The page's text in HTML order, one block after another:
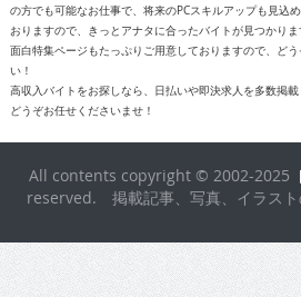
の方でも可能なお仕事で、将来のPCスキルアップも見込
おりますので、きっとアナタに合ったバイトが見つかりま
面白特集ページもたっぷりご用意しておりますので、ど
い！
高収入バイトをお探しなら、日払いや即決求人を多数掲
どうぞお任せくださいませ！
All contents copyright © 2002-2025
reserved. 掲載記事、写真、イラスト